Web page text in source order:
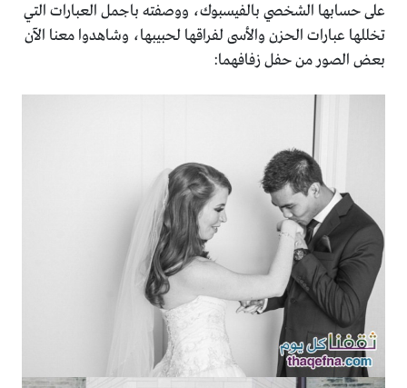
على حسابها الشخصي بالفيسبوك، ووصفته باجمل العبارات التي
تخللها عبارات الحزن والأسى لفراقها لحبيبها، وشاهدوا معنا الآن
بعض الصور من حفل زفافهما: